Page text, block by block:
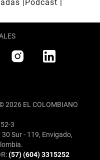
Pódcast
2026 EL COLOMBIANO
3
30 Sur - 119, Envigado,
(57) (604) 3315252